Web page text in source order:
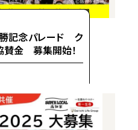
記念パレード ク
賛金 募集開始！